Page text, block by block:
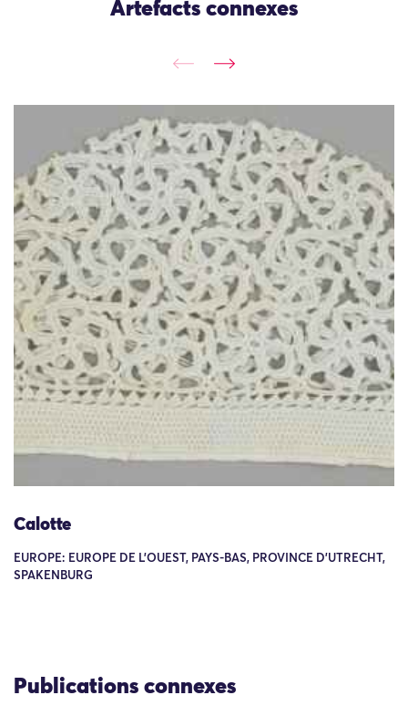
Artefacts connexes
Calotte
EUROPE: EUROPE DE L'OUEST, PAYS-BAS, PROVINCE D'UTRECHT,
SPAKENBURG
Publications connexes